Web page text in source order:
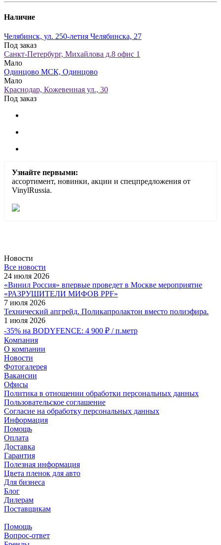
Наличие
Челябинск, ул. 250-летия Челябинска, 27
Под заказ
Санкт-Петербург, Михайлова д.8 офис 1
Мало
Одинцово МСК, Одинцово
Мало
Краснодар, Кожевенная ул., 30
Под заказ
Узнайте первыми:
ассортимент, новинки, акции и спецпредложения от
VinylRussia.
Новости
Все новости
24 июля 2026
«Винил Россия» впервые проведет в Москве мероприятие
«РАЗРУШИТЕЛИ МИФОВ PPF»
7 июля 2026
Технический апгрейд. Поликапролактон вместо полиэфира.
1 июля 2026
-35% на BODYFENCE: 4 900 ₽ / п.метр
Компания
О компании
Новости
Фотогалерея
Вакансии
Офисы
Политика в отношении обработки персональных данных
Пользовательское соглашение
Согласие на обработку персональных данных
Информация
Помощь
Оплата
Доставка
Гарантия
Полезная информация
Цвета пленок для авто
Для бизнеса
Блог
Дилерам
Поставщикам
Помощь
Вопрос-ответ